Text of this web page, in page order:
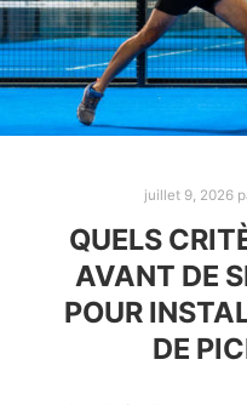
juillet 9, 2026
QUELS
AVANT DE
POUR
DE